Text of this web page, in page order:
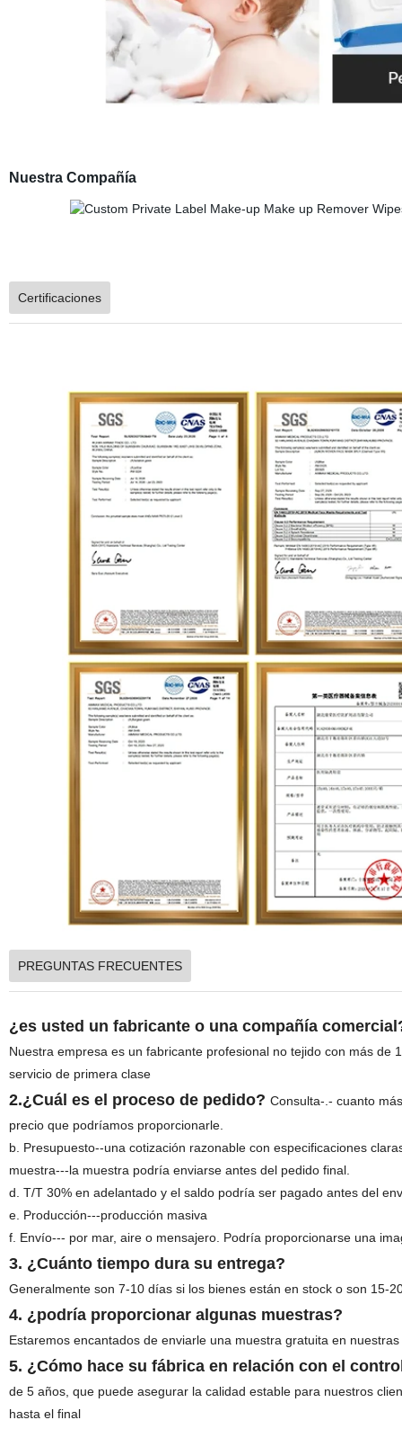
Nuestra Compañía
Certificaciones
PREGUNTAS FRECUENTES
¿es usted un fabricante o una compañía
Nuestra empresa es un fabricante profesional no tejido con más
servicio de primera clase
2.¿Cuál es el proceso de pedido? Consulta-.- cuanto
precio que podríamos proporcionarle.
b. Presupuesto--una cotización razonable con especificaciones
muestra---la muestra podría enviarse antes del pedido final.
d. T/T 30% en adelantado y el saldo podría ser pagado antes del
e. Producción---producción masiva
f. Envío--- por mar, aire o mensajero. Podría proporcionarse una
3. ¿Cuánto tiempo dura su entrega?
Generalmente son 7-10 días si los bienes están en stock o son 15-
4. ¿podría proporcionar algunas muestras?
Estaremos encantados de enviarle una muestra gratuita en
5. ¿Cómo hace su fábrica en relación con el
de 5 años, que puede asegurar la calidad estable para nuestros
hasta el final